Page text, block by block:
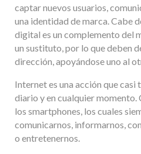
captar nuevos usuarios,
una identidad de marca. Cabe
digital es un complemento del
un sustituto, por lo que deben
dirección, apoyándose uno al
Internet es una acción que casi
diario y en cualquier momento.
los smartphones, los cuales
comunicarnos, informarnos,
o entretenernos.